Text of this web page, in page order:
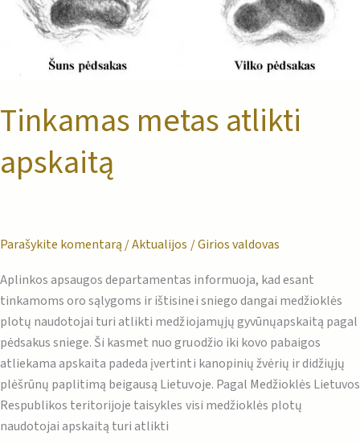
Tinkamas metas atlikti
apskaitą
Parašykite komentarą /Aktualijos /Girios valdovas
Aplinkos apsaugos departamentas informuoja, kad esant
tinkamoms oro sąlygoms ir ištisinei sniego dangai medžioklės
plotų naudotojai turi atlikti medžiojamųjų gyvūnųapskaitą pagal
pėdsakus sniege. Ši kasmet nuo gruodžio iki kovo pabaigos
atliekama apskaita padeda įvertinti kanopinių žvėrių ir didžiųjų
plėšrūnų paplitimą beigausą Lietuvoje. Pagal Medžioklės Lietuvos
Respublikos teritorijoje taisykles visi medžioklės plotų
naudotojai apskaitą turi atlikti